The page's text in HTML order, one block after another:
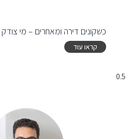
כשקונים דירה ומאחרים – מי
קראו עוד